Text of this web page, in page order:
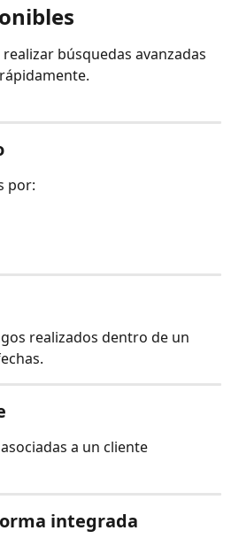
búsquedas avanzadas
por:
realizados dentro de un
a un cliente
integrada